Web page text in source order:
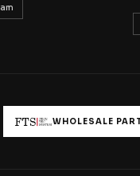
WHOLESALE